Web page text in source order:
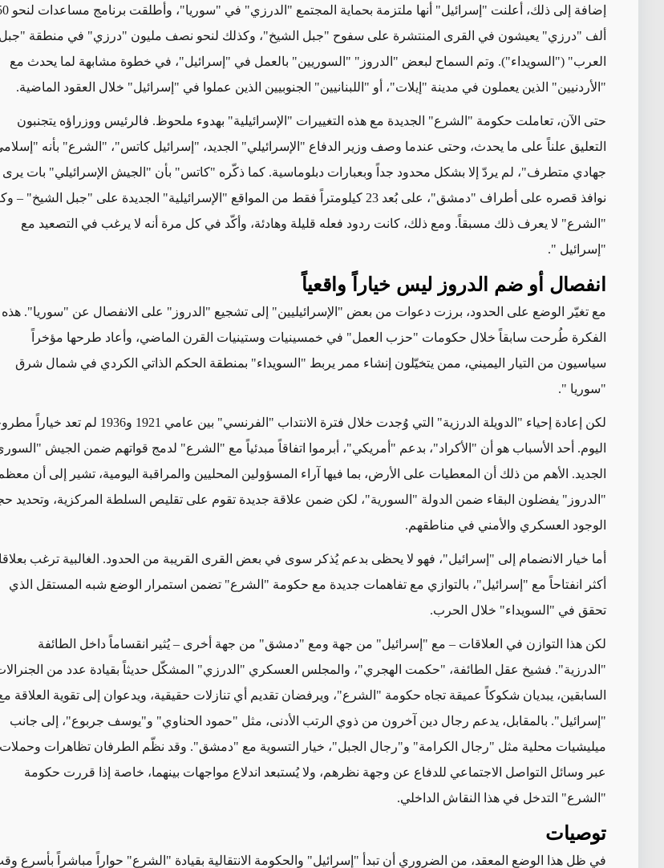
إضافة إلى ذلك، أعلنت "إسرائيل" أنها ملتزمة بحماية المجتمع
ألف "درزي" يعيشون في القرى المنتشرة على سفوح "جبل الشيخ"، وكذلك لنحو نصف مليون "درزي" في منطقة "جبل
العرب" ("السويداء"). وتم السماح لبعض "الدروز" "السوريين" بالعمل في "إسرائيل"، في خطوة مشابهة لما يحدث مع
"الأردنيين" الذين يعملون في مدينة "إيلات"، أو "اللبنانيين" الجنوبيين الذين عملوا في "إسرائيل" خلال العقود الماضية.
حتى الآن، تعاملت حكومة "الشرع" الجديدة مع هذه التغييرات "الإسرائيلية" بهدوء ملحوظ. فالرئيس ووزراؤه يتجنبون
التعليق علناً على ما يحدث، وحتى عندما وصف وزير الدفاع "الإسرائيلي" الجديد، "إسرائيل كاتس"، "الشرع" بأنه
جهادي متطرف"، لم يردّ إلا بشكل محدود جداً وبعبارات دبلوماسية. كما ذكّره "كاتس" بأن "الجيش الإسرائيلي" بات يرى
نوافذ قصره على أطراف "دمشق"، على بُعد 23 كيلومتراً فقط من المواقع "الإسرائيلية" الجديدة على "جبل الشيخ" –
"الشرع" لا يعرف ذلك مسبقاً. ومع ذلك، كانت ردود فعله قليلة وهادئة، وأكّد في كل مرة أنه لا يرغب في التصعيد مع
"إسرائيل ".
انفصال أو ضم الدروز ليس خياراً واقعياً
مع تغيّر الوضع على الحدود، برزت دعوات من بعض "الإسرائيليين" إلى تشجيع "الدروز" على الانفصال عن "سوريا". هذه
الفكرة طُرحت سابقاً خلال حكومات "حزب العمل" في خمسينيات وستينيات القرن الماضي، وأعاد طرحها مؤخراً
سياسيون من التيار اليميني، ممن يتخيّلون إنشاء ممر يربط "السويداء" بمنطقة الحكم الذاتي الكردي في شمال شرق
"سوريا ".
لكن إعادة إحياء "الدويلة الدرزية" التي وُجدت خلال فترة الانتداب "الفرنسي" بين عامي 1921 و1936 لم تعد
اليوم. أحد الأسباب هو أن "الأكراد"، بدعم "أمريكي"، أبرموا اتفاقاً مبدئياً مع "الشرع" لدمج قواتهم ضمن الجيش
الجديد. الأهم من ذلك أن المعطيات على الأرض، بما فيها آراء المسؤولين المحليين والمراقبة اليومية، تشير إلى أن
"الدروز" يفضلون البقاء ضمن الدولة "السورية"، لكن ضمن علاقة جديدة تقوم على تقليص السلطة المركزية، وتحديد
الوجود العسكري والأمني في مناطقهم.
أما خيار الانضمام إلى "إسرائيل"، فهو لا يحظى بدعم يُذكر سوى في بعض القرى القريبة من الحدود. الغالبية ترغب
أكثر انفتاحاً مع "إسرائيل"، بالتوازي مع تفاهمات جديدة مع حكومة "الشرع" تضمن استمرار الوضع شبه المستقل الذي
تحقق في "السويداء" خلال الحرب.
لكن هذا التوازن في العلاقات – مع "إسرائيل" من جهة ومع "دمشق" من جهة أخرى – يُثير انقساماً داخل الطائفة
"الدرزية". فشيخ عقل الطائفة، "حكمت الهجري"، والمجلس العسكري "الدرزي" المشكّل حديثاً بقيادة عدد من
السابقين، يبديان شكوكاً عميقة تجاه حكومة "الشرع"، ويرفضان تقديم أي تنازلات حقيقية، ويدعوان إلى تقوية العلاقة
"إسرائيل". بالمقابل، يدعم رجال دين آخرون من ذوي الرتب الأدنى، مثل "حمود الحناوي" و"يوسف جربوع"، إلى جانب
ميليشيات محلية مثل "رجال الكرامة" و"رجال الجبل"، خيار التسوية مع "دمشق". وقد نظّم الطرفان تظاهرات وحملات
عبر وسائل التواصل الاجتماعي للدفاع عن وجهة نظرهم، ولا يُستبعد اندلاع مواجهات بينهما، خاصة إذا قررت حكومة
"الشرع" التدخل في هذا النقاش الداخلي.
توصيات
في ظل هذا الوضع المعقد، من الضروري أن تبدأ "إسرائيل" والحكومة الانتقالية بقيادة "الشرع" حواراً مباشراً بأسرع